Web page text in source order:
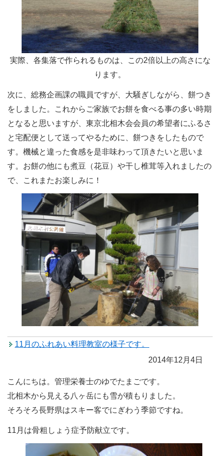
実際、各集落で作られるものは、この2倍以上の高さにな
ります。
次に、総務企画課の職員ですが、大騒ぎしながら、餅つき
をしました。これからご家族でお餅を食べる事の多い時期
となると思いますが、東京北相木会会員の希望者にふるさ
と宅配便として送ってやるために、餅つきをしたもので
す。機械と違った食感を是非味わって頂きたいと思いま
す。お餅の他にも煮豆（花豆）や干し椎茸等入れましたの
で、これまたお楽しみに！
11月のふれあい料理教室の様子です。
2014年12月4日
こんにちは。管理栄養士のゆでたまごです。
北相木から見える八ヶ岳にも雪が積もりました。
そろそろ長野県はスキー客でにぎわう季節ですね。
11月は骨粗しょう症予防献立です。